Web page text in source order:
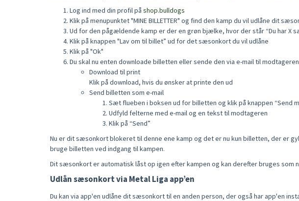
Log ind med din profil på shop.bulldogs
Klik på menupunktet "MINE BILLETTER" og find den kamp du vil udlåne dit
Ud for den pågældende kamp er der en grøn bjælke, hvor der står “Du har X
Klik på knappen "Lav om til billet” ud for det sæsonkort du vil udlåne
Klik på "Ok"
Du skal nu enten downloade billetten eller sende den via e-mail til modtageren
Download til print
Klik på download, hvis du ønsker at printe den ud
Send billetten som e-mail
Sæt flueben i boksen ud for billetten og klik på knappen “Send
Udfyld felterne med e-mail og en tekst til modtageren
Klik på “Send”
Nu er dit sæsonkort blokeret til denne ene kamp og det er nu kun billetten, der er
bruge billetten ved indgang til kampen.
Dit sæsonkort er automatisk låst op igen efter kampen og kan derefter bruges som
Udlån sæsonkort via Metal Liga app’en
Du kan via app'en udlåne dit sæsonkort til en anden person, der også har app'en